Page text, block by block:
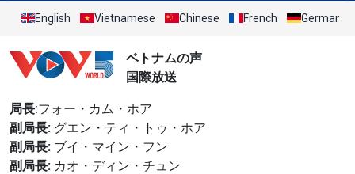
English Vietnamese Chinese French German
ベトナムの声
国際放送
局長:フォー・カム・ホア
副局長: グエン・ティ・トゥ・ホア
副局長: ブイ・マイン・フン
副局長: カオ・ディン・チュン